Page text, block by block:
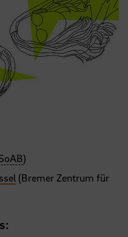
)
(Bremer Zentrum für